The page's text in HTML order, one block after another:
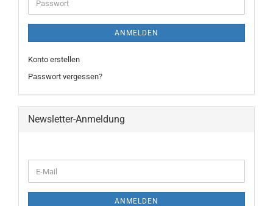
ANMELDEN
Konto erstellen
Passwort vergessen?
Newsletter-Anmeldung
ANMELDEN